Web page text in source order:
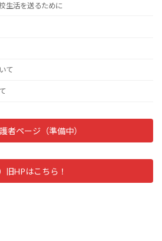
生活を送るために
て
者ページ（準備中）
旧HPはこちら！